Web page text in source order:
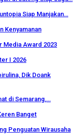
Siap Manjakan…
Kenyamanan
Media Award 2023
I 2026
Dik Doank
di Semarang,…
Banget
Penguatan Wirausaha